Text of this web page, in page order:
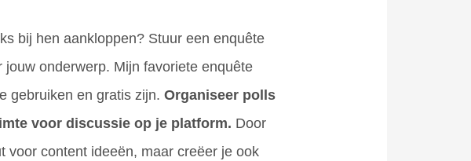
bij hen aankloppen? Stuur een enquête
onderwerp. Mijn favoriete enquête
gebruiken en gratis zijn. Organiseer polls
voor discussie op je platform. Door
voor content ideeën, maar creëer je ook